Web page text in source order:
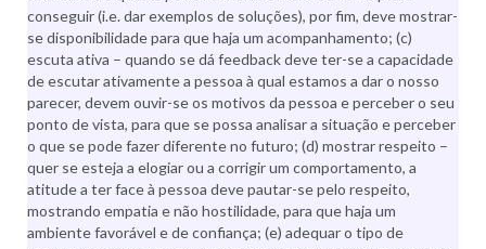
conseguir (i.e. dar exemplos de soluções), por fim, deve mostrar-
se disponibilidade para que haja um acompanhamento; (c)
escuta ativa – quando se dá feedback deve ter-se a capacidade
de escutar ativamente a pessoa à qual estamos a dar o nosso
parecer, devem ouvir-se os motivos da pessoa e perceber o seu
ponto de vista, para que se possa analisar a situação e perceber
o que se pode fazer diferente no futuro; (d) mostrar respeito –
quer se esteja a elogiar ou a corrigir um comportamento, a
atitude a ter face à pessoa deve pautar-se pelo respeito,
mostrando empatia e não hostilidade, para que haja um
ambiente favorável e de confiança; (e) adequar o tipo de